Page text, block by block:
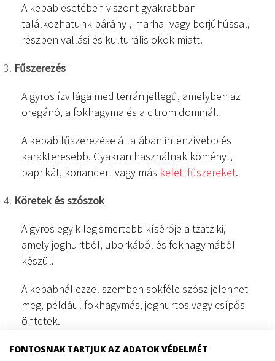
A kebab esetében viszont gyakrabban
találkozhatunk bárány-, marha- vagy borjúhússal,
részben vallási és kulturális okok miatt.
Fűszerezés
A gyros ízvilága mediterrán jellegű, amelyben az
oregánó, a fokhagyma és a citrom dominál.
A kebab fűszerezése általában intenzívebb és
karakteresebb. Gyakran használnak köményt,
paprikát, koriandert vagy más keleti fűszereket.
Köretek és szószok
A gyros egyik legismertebb kísérője a tzatziki,
amely joghurtból, uborkából és fokhagymából
készül.
A kebabnál ezzel szemben sokféle szósz jelenhet
meg, például fokhagymás, joghurtos vagy csípős
öntetek.
Tálalás
FONTOSNAK TARTJUK AZ ADATOK VÉDELMÉT